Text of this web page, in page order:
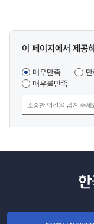
콘텐츠
조사
이 페이지에서 제공
매우만족
매우불만족